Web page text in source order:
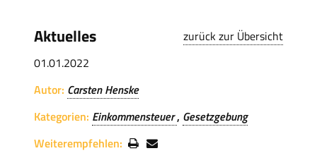
Aktuelles
01.01.2022
Autor: Carsten Henske
Kategorien: Einkommensteuer Gesetzgebung
Weiterempfehlen:
zurück zur Übersicht